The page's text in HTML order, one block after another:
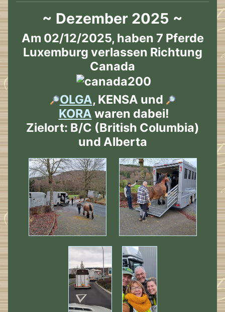
~ Dezember 2025 ~
Am 02/12/2025, haben 7 Pferde
Luxemburg verlassen Richtung
Canada
OLGA, KENSA und
KORA waren dabei!
Zielort: B/C (British Columbia)
und Alberta